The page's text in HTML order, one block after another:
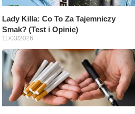
Lady Killa: Co To Za Tajemniczy
Smak? (Test i Opinie)
11/03/2026